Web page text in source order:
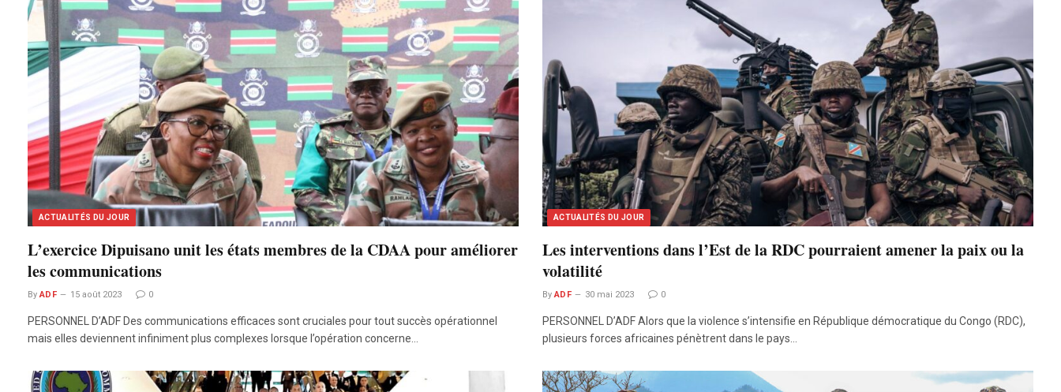
ACTUALITÉS DU JOUR
L’exercice Dipuisano unit les états membres de la CDAA pour améliorer
les communications
By ADF 15 août 2023 0
PERSONNEL D’ADF Des communications efficaces sont cruciales pour tout succès opérationnel
mais elles deviennent infiniment plus complexes lorsque l’opération concerne…
ACTUALITÉS DU JOUR
Les interventions dans l’Est de la RDC pourraient amener la paix ou la
volatilité
By ADF 30 mai 2023 0
PERSONNEL D’ADF Alors que la violence s’intensifie en République démocratique du Congo (RDC),
plusieurs forces africaines pénètrent dans le pays…